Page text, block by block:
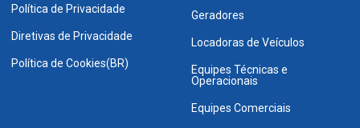
Política de Privacidade
Diretivas de Privacidade
Política de Cookies(BR)
Geradores
Locadoras de Veículos
Equipes Técnicas e
Operacionais
Equipes Comerciais